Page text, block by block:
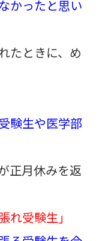
かったと思い
たときに、め
験生や医学部
正月休みを返
れ受験生」